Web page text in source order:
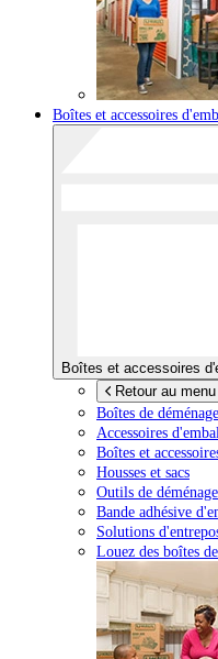
Boîtes et accessoires
Boîtes et accessoires
Retour au
Boîtes de
Accessoires
Boîtes et
Housses et sacs
Outils de
Bande adhésive
Solutions
Louez des boîtes